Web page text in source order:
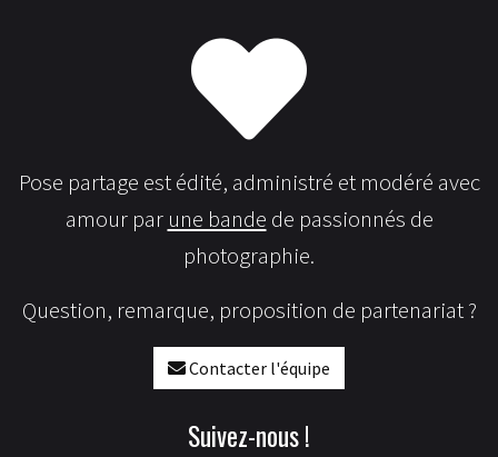
Pose partage est édité, administré et modéré avec
amour par une bande de passionnés de
photographie.
Question, remarque, proposition de partenariat ?
Contacter l'équipe
Suivez-nous !